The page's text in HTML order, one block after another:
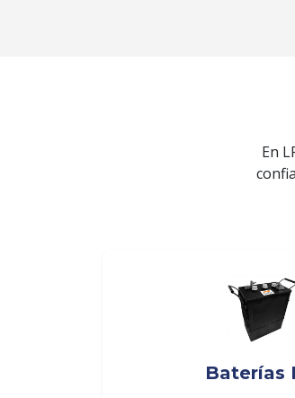
En
Baterías